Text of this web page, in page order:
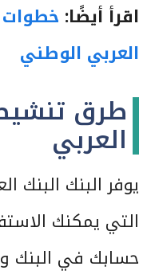
اقرأ أيضًا: خطوات
العربي الوطني
طرق
العربي
يوفر البنك البنك
التي يمكنك
حسابك في